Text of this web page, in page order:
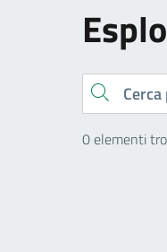
Cerca
0 elementi